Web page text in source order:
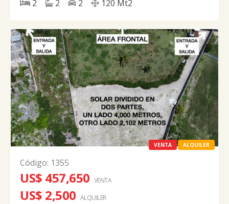
2 2 2 120 Mt2
VENTA ALQUILER
Código: 1355
US$ 457,650 VENTA
US$ 2,500 ALQUILER